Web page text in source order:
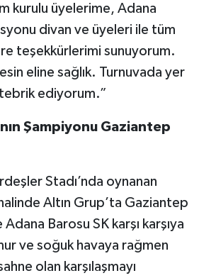
kurulu üyelerime, Adana
divan ve üyeleri ile tüm
teşekkürlerimi sunuyorum.
eline sağlık. Turnuvada yer
tebrik ediyorum.”
Şampiyonu Gaziantep
Stadı’nda oynanan
Altın Grup’ta Gaziantep
Barosu SK karşı karşıya
ve soğuk havaya rağmen
olan karşılaşmayı